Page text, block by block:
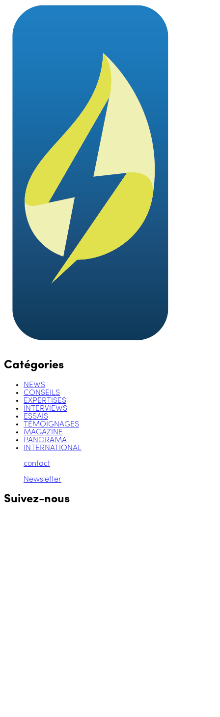
Catégories
NEWS
CONSEILS
EXPERTISES
INTERVIEWS
ESSAIS
TÉMOIGNAGES
MAGAZINE
PANORAMA
INTERNATIONAL
contact
Newsletter
Suivez-nous